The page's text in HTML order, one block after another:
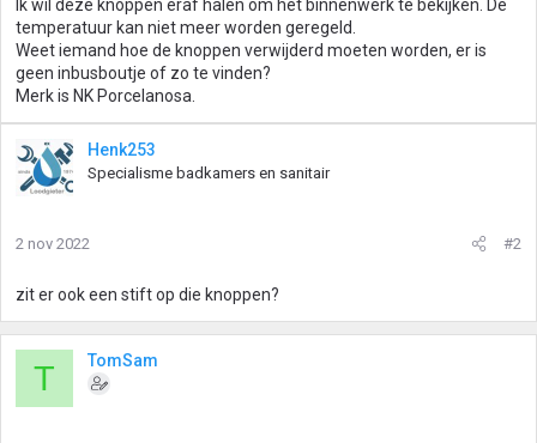
Ik wil deze knoppen eraf halen om het binnenwerk te bekijken. De
temperatuur kan niet meer worden geregeld.
Weet iemand hoe de knoppen verwijderd moeten worden, er is
geen inbusboutje of zo te vinden?
Merk is NK Porcelanosa.
Henk253
Specialisme badkamers en sanitair
2 nov 2022 #2
zit er ook een stift op die knoppen?
T TomSam